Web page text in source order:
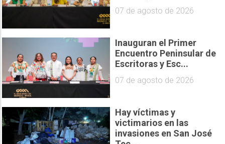
07 de agosto de 2026
Inauguran el Primer
Encuentro Peninsular de
Escritoras y Esc...
07 de agosto de 2026
Hay víctimas y
victimarios en las
invasiones en San José